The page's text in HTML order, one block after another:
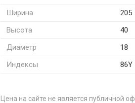
Ширина
205
Высота
40
Диаметр
18
Индексы
86Y
Цена на сайте не является публичной